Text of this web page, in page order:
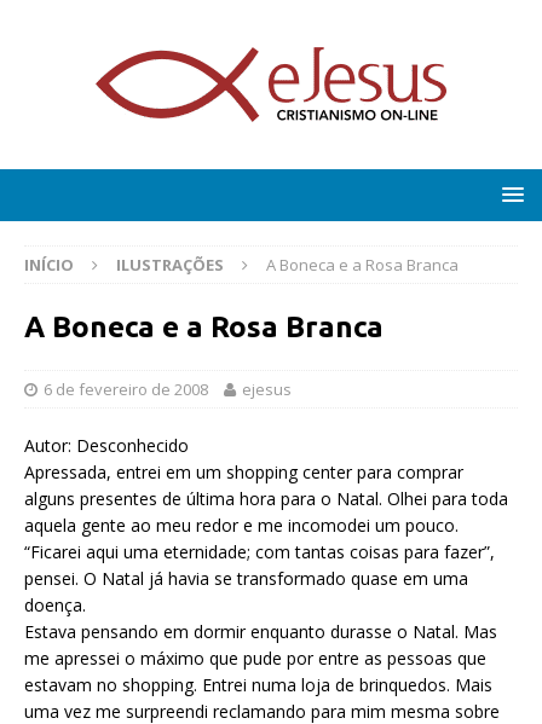
INÍCIO ILUSTRAÇÕES A Boneca e a Rosa Branca
A Boneca e a Rosa Branca
6 de fevereiro de 2008 ejesus
Autor: Desconhecido
Apressada, entrei em um shopping center para comprar
alguns presentes de última hora para o Natal. Olhei para toda
aquela gente ao meu redor e me incomodei um pouco.
“Ficarei aqui uma eternidade; com tantas coisas para fazer”,
pensei. O Natal já havia se transformado quase em uma
doença.
Estava pensando em dormir enquanto durasse o Natal. Mas
me apressei o máximo que pude por entre as pessoas que
estavam no shopping. Entrei numa loja de brinquedos. Mais
uma vez me surpreendi reclamando para mim mesma sobre